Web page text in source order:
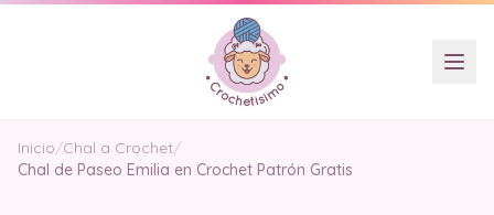
Inicio/Chal a Crochet/
Chal de Paseo Emilia en Crochet Patrón Gratis